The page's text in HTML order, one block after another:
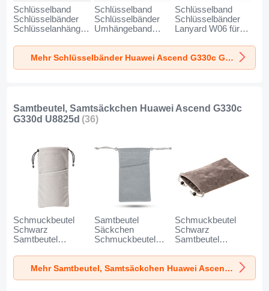
Schlüsselband
Schlüsselbänder
Schlüsselanhänger
für Huawei Ascend
G330c G330d
U8825d Blau
Schlüsselband
Schlüsselbänder
Umhängeband
Huawei Ascend
G330c G330d
U8825d Schwarz
Schlüsselband
Schlüsselbänder
Lanyard W06 für
G330c G330d
U8825d Schwarz
Mehr Schlüsselbänder Huawei Ascend G330c G330d U8825d
Samtbeutel, Samtsäckchen Huawei Ascend G330c
G330d U8825d (36)
Schmuckbeutel
Schwarz
Samtbeutel
Universal K02 für
Huawei Ascend
G330c G330d
Samtbeutel
Säckchen
Schmuckbeutel
für Huawei Ascend
G330c G330d
U8825d Grau
Schmuckbeutel
Schwarz
Samtbeutel
Universal S05 für
Huawei Ascend
G330c G330d
Mehr Samtbeutel, Samtsäckchen Huawei Ascend G330c G330d U8825d